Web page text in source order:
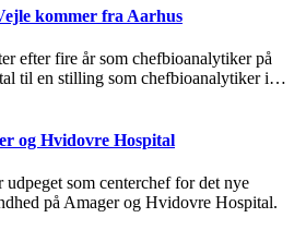
kommer fra Aarhus
efter fire år som chefbioanalytiker på
til en stilling som chefbioanalytiker i…
og Hvidovre Hospital
som centerchef for det nye
på Amager og Hvidovre Hospital.